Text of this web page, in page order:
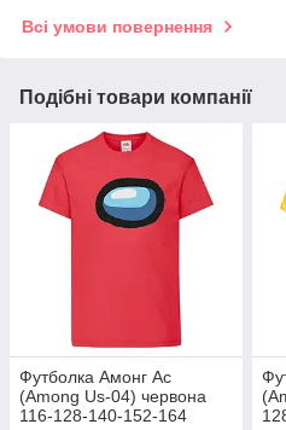
Всі умови повернення
Подібні товари компанії
Футболка Амонг Ас
(Among Us-04) червона
116-128-140-152-164